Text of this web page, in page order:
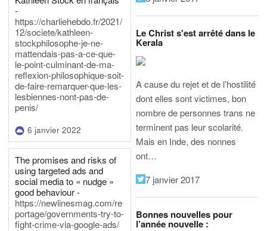
-
https://charliehebdo.fr/2021/
12/societe/kathleen-
stockphilosophe-je-ne-
mattendais-pas-a-ce-que-
le-point-culminant-de-ma-
reflexion-philosophique-soit-
de-faire-remarquer-que-les-
lesbiennes-nont-pas-de-
penis/
6 janvier 2022
The promises and risks of
using targeted ads and
social media to « nudge »
good behaviour -
https://newlinesmag.com/re
portage/governments-try-to-
fight-crime-via-google-ads/
Le Christ s'est arrêté dans le
Kerala
A cause du rejet et de l’hostilité
dont elles sont victimes, bon
nombre de personnes trans ne
terminent pas leur scolarité.
Mais en Inde, des nonnes
ont…
7 janvier 2017
Bonnes nouvelles pour
l’année nouvelle :